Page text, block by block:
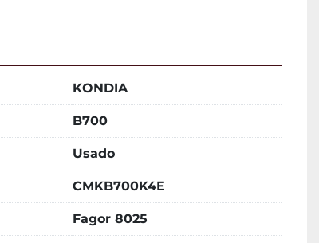
KONDIA
B700
Usado
CMKB700K4E
Fagor 8025